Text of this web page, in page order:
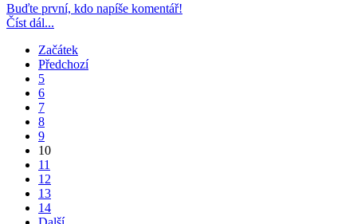
Buďte první, kdo napíše komentář!
Číst dál...
Začátek
Předchozí
5
6
7
8
9
10
11
12
13
14